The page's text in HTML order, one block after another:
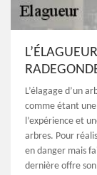
L’élagage d’un
comme étant
l’expérience et
arbres. Pour
en danger mais
dernière offre